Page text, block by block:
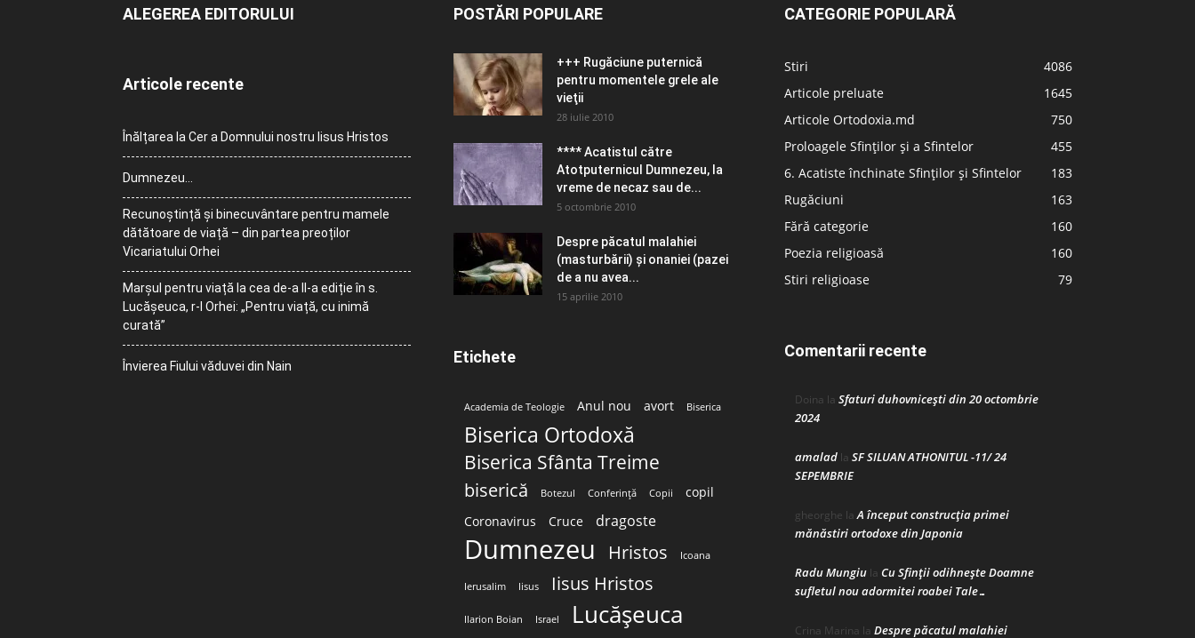
ALEGEREA EDITORULUI
Articole recente
Înălțarea la Cer a Domnului nostru Iisus Hristos
Dumnezeu…
Recunoștință și binecuvântare pentru mamele
dătătoare de viață – din partea preoților
Vicariatului Orhei
Marșul pentru viață la cea de-a II-a ediție în s.
Lucășeuca, r-l Orhei: „Pentru viață, cu inimă
curată”
Învierea Fiului văduvei din Nain
POSTĂRI POPULARE
+++ Rugăciune puternică
pentru momentele grele ale
vieţii
28 iulie 2010
**** Acatistul către
Atotputernicul Dumnezeu, la
vreme de necaz sau de...
5 octombrie 2010
Despre păcatul malahiei
(masturbării) şi onaniei (pazei
de a nu avea...
15 aprilie 2010
Etichete
Academia de Teologie Anul nou avort Biserica
Biserica Ortodoxă
Biserica Sfânta Treime
biserică Botezul Conferință Copii
copil
Coronavirus
Cruce dragoste
Dumnezeu Hristos Icoana
Ierusalim Iisus Iisus Hristos
Ilarion Boian Israel Lucășeuca
CATEGORIE POPULARĂ
Stiri
4086
Articole preluate
1645
Articole Ortodoxia.md
750
Proloagele Sfinților și a Sfintelor
455
6. Acatiste închinate Sfinților și Sfintelor
183
Rugăciuni
163
Fără categorie
160
Poezia religioasă
160
Stiri religioase
79
Comentarii recente
Doina la Sfaturi duhovnicești din 20 octombrie
2024
amalad la SF SILUAN ATHONITUL -11/ 24
SEPEMBRIE
gheorghe laA început construcţia primei
mănăstiri ortodoxe din Japonia
Radu Mungiu la Cu Sfinții odihnește Doamne
sufletul nou adormitei roabei Tale…
Crina Marina la Despre păcatul malahiei